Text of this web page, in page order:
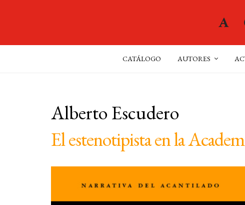
CATÁLOGO AUTORES
Alberto Escudero
El estenotipista en la